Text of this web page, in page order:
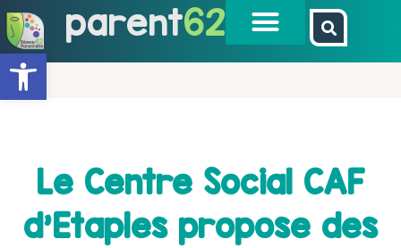
Ouvrir la barre d’outils
parent62
Le Centre Social CAF
d’Etaples propose des